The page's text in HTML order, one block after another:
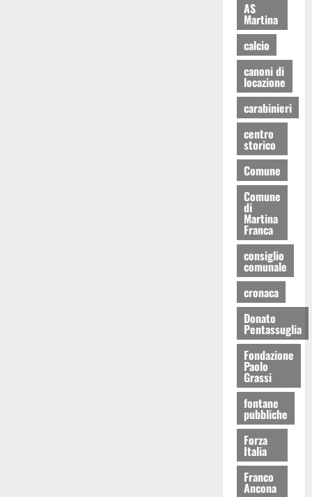
AS
Martina
calcio
canoni di
locazione
carabinieri
centro
storico
Comune
Comune
di
Martina
Franca
consiglio
comunale
cronaca
Donato
Pentassuglia
Fondazione
Paolo
Grassi
fontane
pubbliche
Forza
Italia
Franco
Ancona